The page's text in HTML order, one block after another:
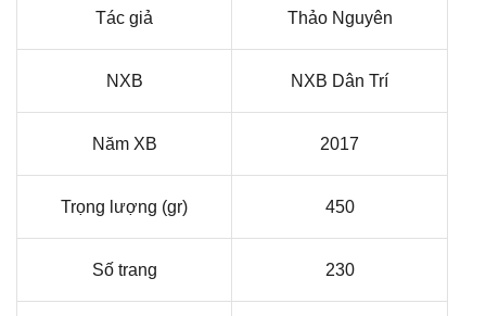
Tác giả Thảo Nguyên
NXB NXB Dân Trí
Năm XB 2017
Trọng lượng (gr) 450
Số trang 230